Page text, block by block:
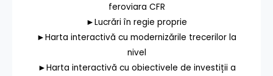
feroviara CFR
►Lucrări în regie proprie
►Harta interactivă cu modernizările trecerilor la
nivel
►Harta interactivă cu obiectivele de investiții a